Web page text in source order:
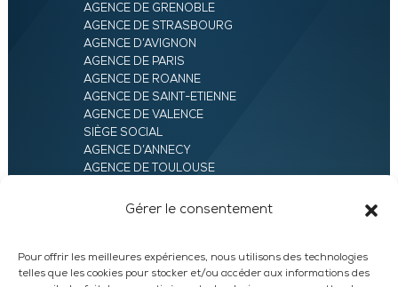
Gérer le consentement
Pour offrir les meilleures expériences, nous utilisons des technologies
telles que les cookies pour stocker et/ou accéder aux informations des
AGENCE DE GRENOBLE
AGENCE DE STRASBOURG
AGENCE D’AVIGNON
AGENCE DE PARIS
AGENCE DE ROANNE
AGENCE DE SAINT-ETIENNE
AGENCE DE VALENCE
SIÈGE SOCIAL
AGENCE D’ANNECY
AGENCE DE TOULOUSE
AGENCE D’ORLÉANS